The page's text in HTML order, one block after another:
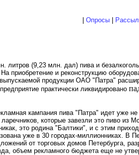
Опросы|
литров (9,23 млн. дал) пива и
приобретение и реконструкцию
продукции ОАО "Патра"
практически ликвидировано
кампания пива "Патра" идет уже
которые завезли это пиво
это родина "Балтики", и с этим
уже в 30 городах-миллионниках. В
от торговых домов Петербурга,
объем рекламного бюджета еще не